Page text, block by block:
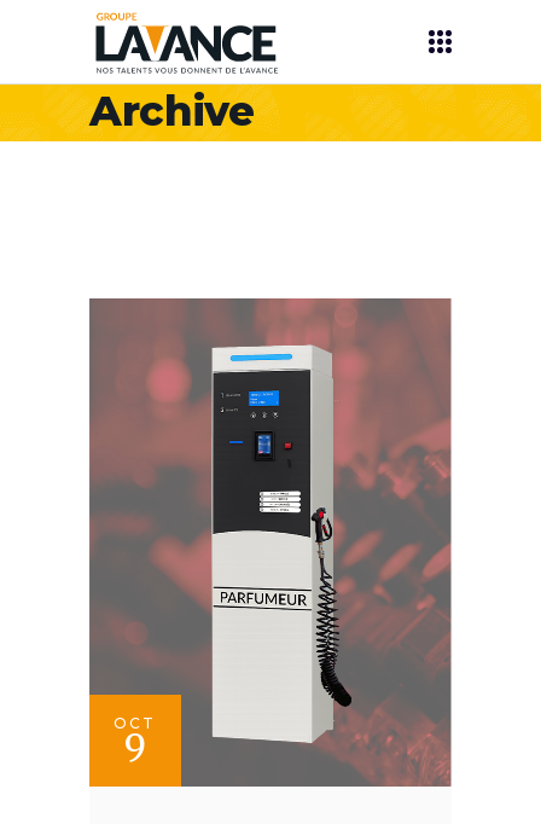
Archive
OCT
9